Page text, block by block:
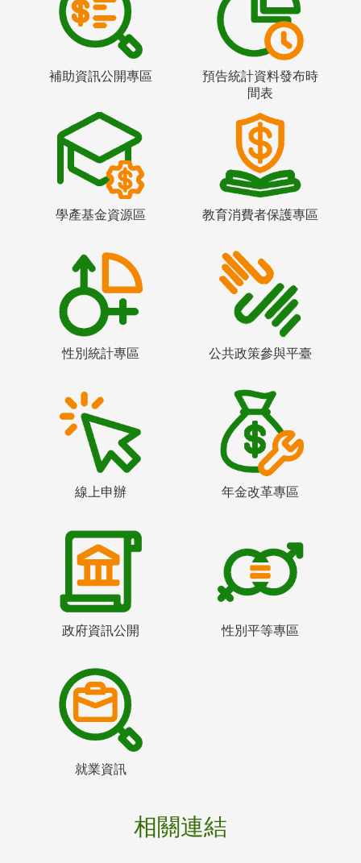
補助資訊公開專區
預告統計資料發布時
間表
學產基金資源區 教育消費者保護專區
性別統計專區 公共政策參與平臺
線上申辦 年金改革專區
政府資訊公開 性別平等專區
就業資訊
相關連結